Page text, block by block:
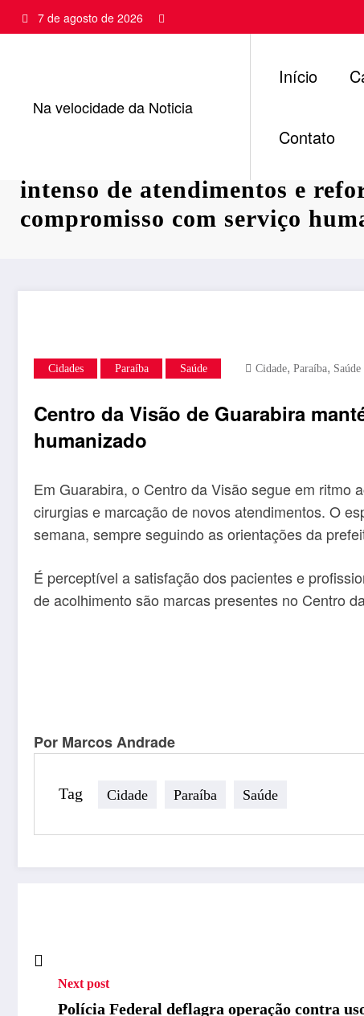
para
7 de agosto de 2026
Na velocidade da Noticia
Início
Contato
intenso de atendimentos e
compromisso com serviço
Cidades Paraíba Saúde Cidade, Paraíba, Saúde
Centro da Visão de Guarabira
humanizado
Em Guarabira, o Centro da Visão segue em ritmo
cirurgias e marcação de novos atendimentos. O
semana, sempre seguindo as orientações da
É perceptível a satisfação dos pacientes e
de acolhimento são marcas presentes no Centro
Por Marcos Andrade
Tag Cidade Paraíba Saúde
Next post
Polícia Federal deflagra operação contra